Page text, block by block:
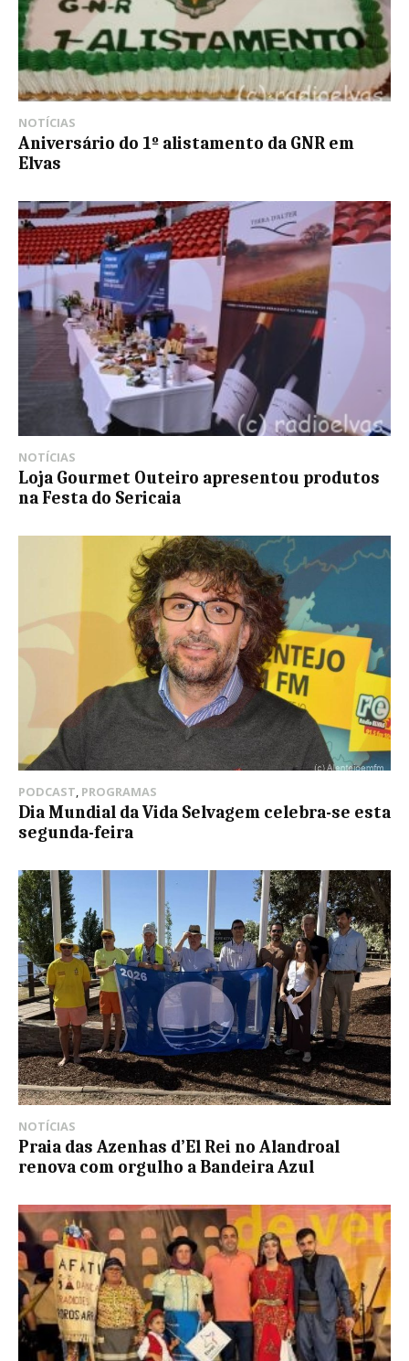
NOTÍCIAS
Aniversário do 1º alistamento da GNR em
Elvas
NOTÍCIAS
Loja Gourmet Outeiro apresentou produtos
na Festa do Sericaia
PODCAST, PROGRAMAS
Dia Mundial da Vida Selvagem celebra-se esta
segunda-feira
NOTÍCIAS
Praia das Azenhas d’El Rei no Alandroal
renova com orgulho a Bandeira Azul